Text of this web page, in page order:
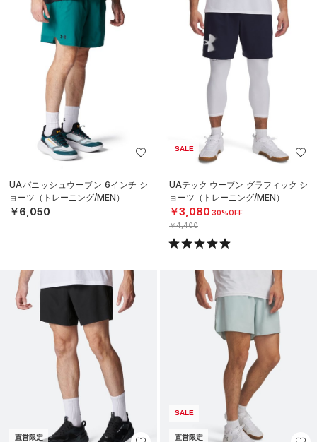
UAバニッシュウーブン 6インチ シ
ョーツ（トレーニング/MEN）
￥6,050
SALE
UAテック ウーブン グラフィック シ
ョーツ（トレーニング/MEN）
￥3,080 30%OFF
￥4,400
直営限定
SALE
直営限定